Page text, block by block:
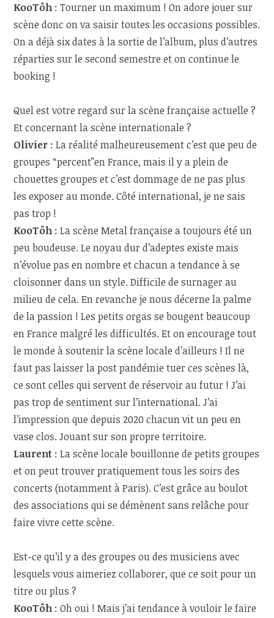
KooTôh : Tourner un maximum ! On adore jouer sur
scène donc on va saisir toutes les occasions possibles.
On a déjà six dates à la sortie de l’album, plus d’autres
réparties sur le second semestre et on continue le
booking !
Quel est votre regard sur la scène française actuelle ?
Et concernant la scène internationale ?
Olivier : La réalité malheureusement c’est que peu de
groupes “percent”en France, mais il y a plein de
chouettes groupes et c’est dommage de ne pas plus
les exposer au monde. Côté international, je ne sais
pas trop !
KooTôh : La scène Metal française a toujours été un
peu boudeuse. Le noyau dur d’adeptes existe mais
n’évolue pas en nombre et chacun a tendance à se
cloisonner dans un style. Difficile de surnager au
milieu de cela. En revanche je nous décerne la palme
de la passion ! Les petits orgas se bougent beaucoup
en France malgré les difficultés. Et on encourage tout
le monde à soutenir la scène locale d’ailleurs ! Il ne
faut pas laisser la post pandémie tuer ces scènes là,
ce sont celles qui servent de réservoir au futur ! J’ai
pas trop de sentiment sur l’international. J’ai
l’impression que depuis 2020 chacun vit un peu en
vase clos. Jouant sur son propre territoire.
Laurent : La scène locale bouillonne de petits groupes
et on peut trouver pratiquement tous les soirs des
concerts (notamment à Paris). C’est grâce au boulot
des associations qui se démènent sans relâche pour
faire vivre cette scène.
Est-ce qu’il y a des groupes ou des musiciens avec
lesquels vous aimeriez collaborer, que ce soit pour un
titre ou plus ?
KooTôh : Oh oui ! Mais j’ai tendance à vouloir le faire